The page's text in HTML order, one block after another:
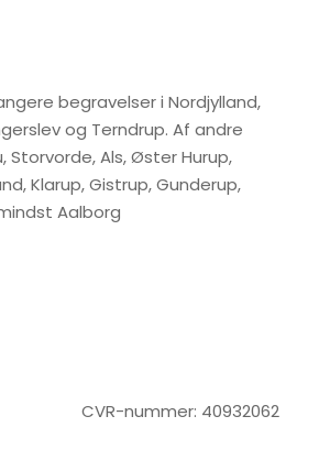
begravelser i Nordjylland,
og Terndrup. Af andre
Storvorde, Als, Øster Hurup,
Klarup, Gistrup, Gunderup,
Aalborg
​CVR-nummer:​ 4093206​2